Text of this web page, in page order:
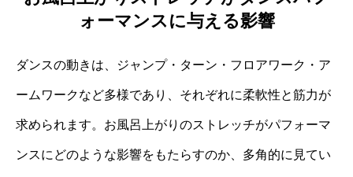
ォーマンスに与える影響
ダンスの動きは、ジャンプ・ターン・フロアワーク・ア
ームワークなど多様であり、それぞれに柔軟性と筋力が
求められます。お風呂上がりのストレッチがパフォーマ
ンスにどのような影響をもたらすのか、多角的に見てい